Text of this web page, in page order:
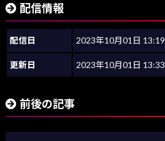
配信情報
配信日 2023年10月01日 13:19
更新日 2023年10月01日 13:33
前後の記事